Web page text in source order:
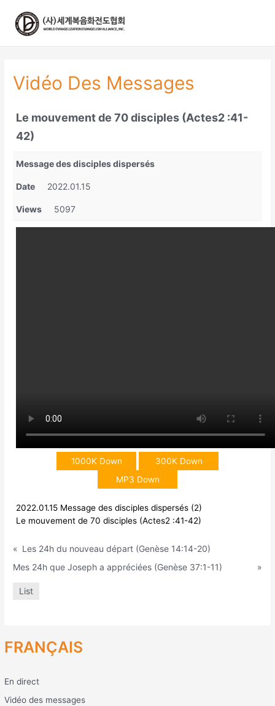
FRANÇAIS
En direct
Vidéo des messages
Vidéo Des Messages
Le mouvement de 70 disciples (Actes2 :41-
42)
Message des disciples dispersés
Date 2022.01.15
Views 5097
1000K Down
300K Down
MP3 Down
2022.01.15 Message des disciples dispersés (2)
Le mouvement de 70 disciples (Actes2 :41-42)
« Les 24h du nouveau départ (Genèse 14:14-20)
Mes 24h que Joseph a appréciées (Genèse 37:1-11)
»
List